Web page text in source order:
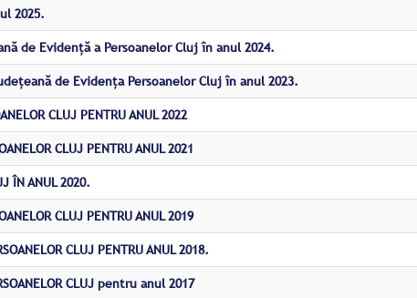
2025.
de Evidență a Persoanelor Cluj în anul 2024.
de Evidența Persoanelor Cluj în anul 2023.
CLUJ PENTRU ANUL 2022
CLUJ PENTRU ANUL 2021
ÎN ANUL 2020.
CLUJ PENTRU ANUL 2019
CLUJ PENTRU ANUL 2018.
CLUJ pentru anul 2017